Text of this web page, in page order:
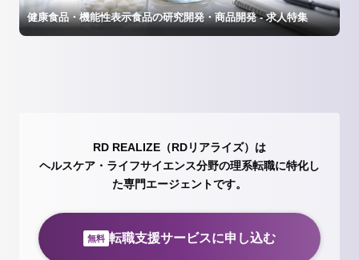
健康食品・機能性表示食品の研究開発・商品開発 - 求人特集
RD REALIZE（RDリアライズ）は
ヘルスケア・ライフサイエンス分野の理系転職に特化し
た専門エージェントです。
無料 転職支援サービスに申し込む